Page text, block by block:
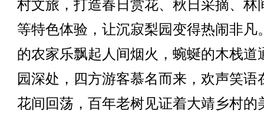
村文旅，打造春日赏花、秋日采摘、林
等特色体验，让沉寂梨园变得热闹非凡
的农家乐飘起人间烟火，蜿蜒的木栈道
园深处，四方游客慕名而来，欢声笑语
花间回荡，百年老树见证着大靖乡村的